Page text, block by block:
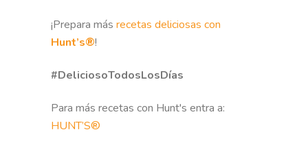
¡Prepara más recetas deliciosas con
Hunt’s®!
#DeliciosoTodosLosDías
Para más recetas con Hunt's entra a:
HUNT’S®